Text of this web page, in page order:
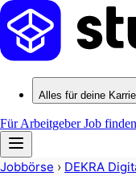
Alles für deine
Für ArbeitgeberJob finden
Jobbörse › DEKRA